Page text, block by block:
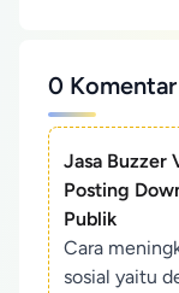
0 Komentar
Jasa Buzzer
Posting
Publik
Cara
sosial yaitu